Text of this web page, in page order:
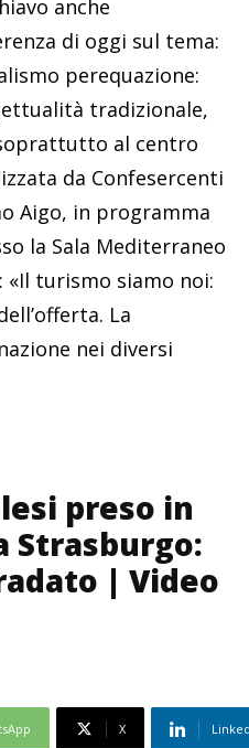
anche
di oggi sul tema:
perequazione:
tradizionale,
al centro
da Confesercenti
Aigo, in programma
la Sala Mediterraneo
turismo siamo noi:
La
nei diversi
preso in
Strasburgo:
| Video
X